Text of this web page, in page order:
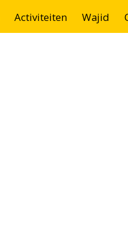
Activiteiten Wajid